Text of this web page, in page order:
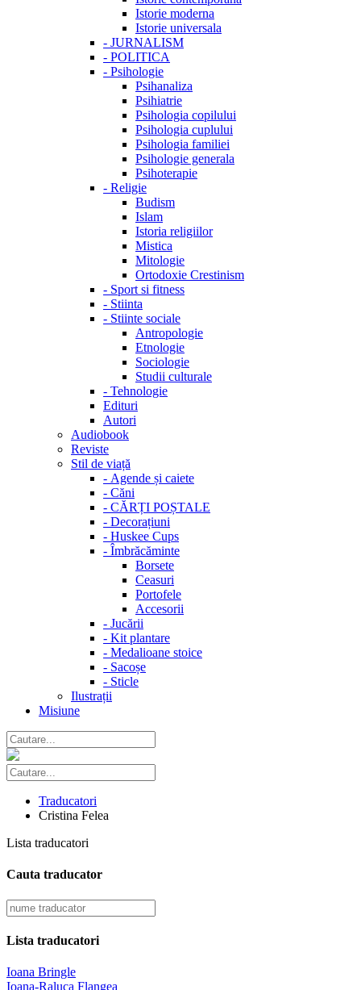
Istorie moderna
Istorie universala
- JURNALISM
- POLITICA
- Psihologie
Psihanaliza
Psihiatrie
Psihologia copilului
Psihologia cuplului
Psihologia familiei
Psihologie generala
Psihoterapie
- Religie
Budism
Islam
Istoria religiilor
Mistica
Mitologie
Ortodoxie Crestinism
- Sport si fitness
- Stiinta
- Stiinte sociale
Antropologie
Etnologie
Sociologie
Studii culturale
- Tehnologie
Edituri
Autori
Audiobook
Reviste
Stil de viață
- Agende și caiete
- Căni
- CĂRȚI POȘTALE
- Decorațiuni
- Huskee Cups
- Îmbrăcăminte
Borsete
Ceasuri
Portofele
Accesorii
- Jucării
- Kit plantare
- Medalioane stoice
- Sacoșe
- Sticle
Ilustrații
Misiune
Traducatori
Cristina Felea
Lista traducatori
Cauta traducator
Lista traducatori
Ioana Bringle
Ioana-Raluca Flangea